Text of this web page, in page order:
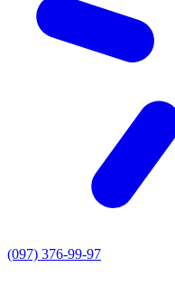
(097) 376-99-97